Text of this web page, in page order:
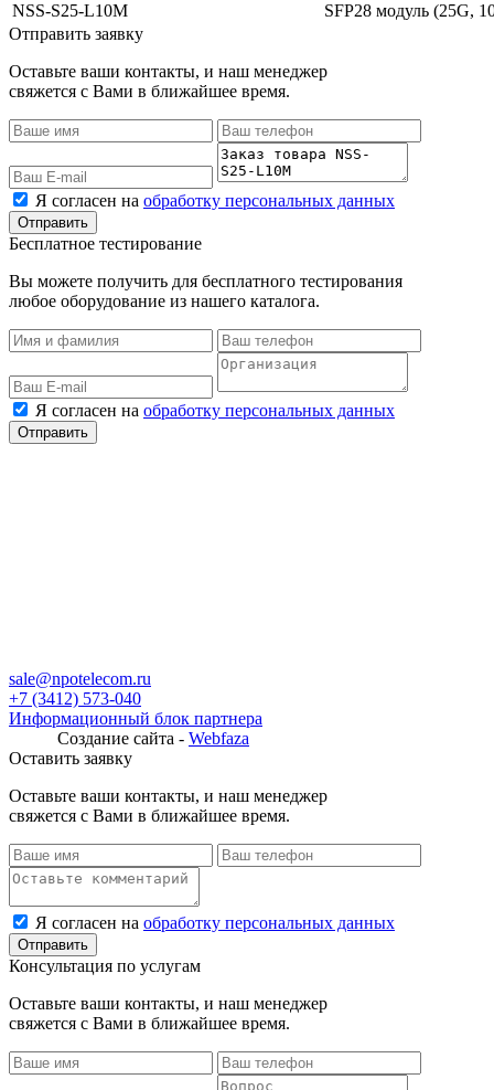
NSS-S25-L10M
SFP28 модуль (25G,
Отправить заявку
Оставьте ваши контакты, и наш менеджер
свяжется с Вами в ближайшее время.
Я согласен на обработку персональных данных
Бесплатное тестирование
Вы можете получить для бесплатного тестирования
любое оборудование из нашего каталога.
Я согласен на обработку персональных данных
sale@npotelecom.ru
+7 (3412) 573-040
Информационный блок партнера
Создание сайта - Webfaza
Оставить заявку
Оставьте ваши контакты, и наш менеджер
свяжется с Вами в ближайшее время.
Я согласен на обработку персональных данных
Консультация по услугам
Оставьте ваши контакты, и наш менеджер
свяжется с Вами в ближайшее время.